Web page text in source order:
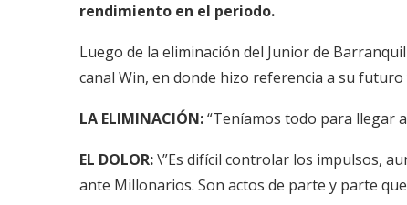
rendimiento en el periodo.
Luego de la eliminación del Junior de
canal Win, en donde hizo referencia a su futuro
LA ELIMINACIÓN:“Teníamos todo para llegar
EL DOLOR:\”Es difícil controlar los impulsos,
ante Millonarios. Son actos de parte y parte